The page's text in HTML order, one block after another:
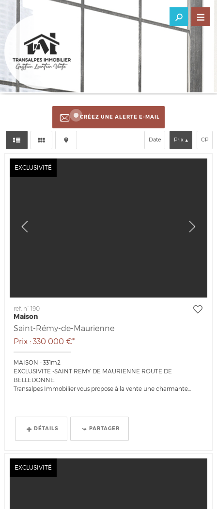
CRÉEZ UNE ALERTE E-MAIL
Date Prix CP
EXCLUSIVITÉ
ref. n° 190
Maison
Saint-Rémy-de-Maurienne
Prix : 330 000 €*
MAISON - 331m2
EXCLUSIVITE -SAINT REMY DE MAURIENNE ROUTE DE
BELLEDONNE.
Transalpes Immobilier vous propose à la vente une charmante...
DÉTAILS PARTAGER
EXCLUSIVITÉ